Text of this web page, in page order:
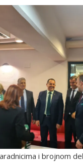
i brojnom